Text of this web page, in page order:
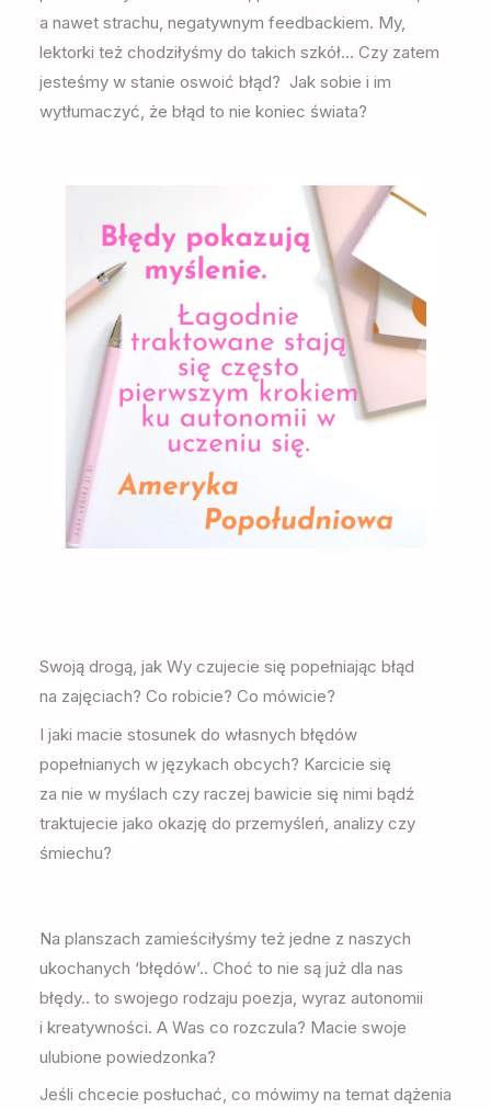
a nawet strachu, negatywnym feedbackiem. My,
lektorki też chodziłyśmy do takich szkół… Czy zatem
jesteśmy w stanie oswoić błąd? Jak sobie i im
wytłumaczyć, że błąd to nie koniec świata?
Swoją drogą, jak Wy czujecie się popełniając błąd
na zajęciach? Co robicie? Co mówicie?
I jaki macie stosunek do własnych błędów
popełnianych w językach obcych? Karcicie się
za nie w myślach czy raczej bawicie się nimi bądź
traktujecie jako okazję do przemyśleń, analizy czy
śmiechu?
Na planszach zamieściłyśmy też jedne z naszych
ukochanych ‘błędów’.. Choć to nie są już dla nas
błędy.. to swojego rodzaju poezja, wyraz autonomii
i kreatywności. A Was co rozczula? Macie swoje
ulubione powiedzonka?
Jeśli chcecie posłuchać, co mówimy na temat dążenia